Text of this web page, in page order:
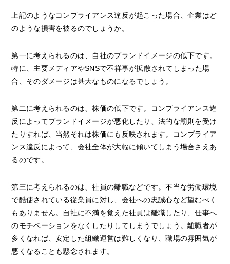
上記のようなコンプライアンス違反が起こった場合、企業はど
のような損害を被るのでしょうか。
第一に考えられるのは、自社のブランドイメージの低下です。
特に、主要メディアやSNSで不祥事が拡散されてしまった場
合、そのダメージは甚大なものになるでしょう。
第二に考えられるのは、株価の低下です。コンプライアンス違
反によってブランドイメージが悪化したり、法的な罰則を受け
たりすれば、当然それは株価にも反映されます。コンプライア
ンス違反によって、会社全体が大幅に傾いてしまう場合さえあ
るのです。
第三に考えられるのは、社員の離職などです。不当な労働環境
で酷使されている従業員に対し、会社への忠誠心など望むべく
もありません。自社に不満を覚えた社員は離職したり、仕事へ
のモチベーションをなくしたりしてしまうでしょう。離職者が
多くなれば、安定した組織運営は難しくなり、職場の雰囲気が
悪くなることも懸念されます。